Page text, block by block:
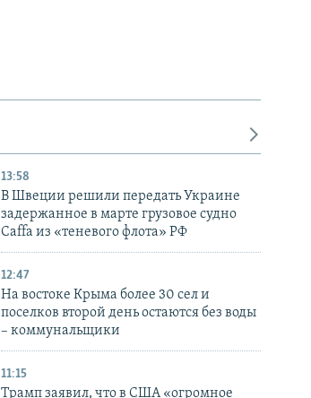
13:58
В Швеции решили передать Украине
задержанное в марте грузовое судно
Caffa из «теневого флота» РФ
12:47
На востоке Крыма более 30 сел и
поселков второй день остаются без воды
– коммунальщики
11:15
Трамп заявил, что в США «огромное